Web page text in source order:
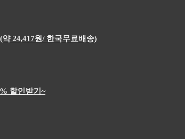
24,417원/ 한국무료배송)
할인받기~